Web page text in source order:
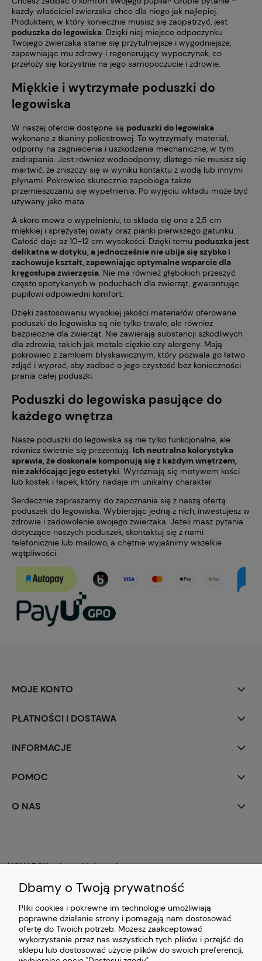
każdy właściciel zwierzaka chce dla niego jak najlepiej.
Produktem, w który koniecznie musisz się zaopatrzyć, jest
poduszka do legowiska. Dzięki niej miejsce odpoczynku
Twojego zwierzaka stanie się przytulniejsze i wygodniejsze,
zapewniając mu zdrowy i regenerujący wypoczynek, co
przełoży się korzystnie na jego samopoczucie i zdrowie.
Miękkie i wytrzymałe poduszki do
legowiska
W naszej ofercie dostępne są poduszki do legowiska
wykonane z tkaniny poliestrowej. To wytrzymały materiał,
odporny na zagniecenia i uszkodzenia mechaniczne, w tym
zadrapania. Jest również wodoodporny, dlatego nie musisz się
martwić, że zniszczy się w wyniku kontaktu z wodą lub innymi
płynami. Pokrowiec skutecznie zapobiega także
przemieszczaniu się wypełnienia. Po wyjęciu wkładu może być
używany jako mata.
A skoro mowa o wypełnieniu, to składa się ono z 2,5 cm
miękkiej i sprężystej owaty oraz pianki pierwszego gatunku.
Całość daje aż 10-12 cm wysokości. Dzięki temu poduszka jest
delikatna w dotyku, a jednocześnie nie ubija się szybko i
zachowuje kształt, zapewniając optymalne wsparcie dla
kręgosłupa zwierzęcia. Nie ma również głębokich przeszyć
często spotykanych w poduchach dla zwierząt, gwarantując
pupilowi odpowiedni komfort.
Dzięki zastosowaniu wysokiej jakości materiałów oferowane
poduszki do legowiska są nie tylko trwałe, ale również
bezpieczne dla zwierząt. Nie zawierają substancji szkodliwych
dla zdrowia, takich jak metale ciężkie czy alergeny. Mają
pokrowiec z zamkiem błyskawicznym, który pozwala go łatwo
zdjąć i wyprać, aby zadbać o jego czystość bez konieczności
prania całej poduszki.
Poduszki do legowiska pasujące do
każdego wnętrza
Nasze poduszki do legowiska są nie tylko funkcjonalne, ale
również świetnie się prezentują. Ich neutralna kolorystyka
sprawia, że doskonale komponują się z każdym wnętrzem,
nie zakłócając jego estetyki. Wyróżniają się motywem kości
lub kostek i łapek, który nadaje im unikalny charakter.
Serdecznie zapraszamy do zapoznania się z naszą ofertą
poduszek do legowiska. Wybierając jedną z nich, inwestujesz w
zdrowie i zadowolenie swojego zwierzaka. Jeżeli masz pytania
dotyczące naszych poduszek, skontaktuj się z nami
telefonicznie lub mailowo, a chętnie wyjaśnimy wszelkie
wątpliwości.
MOJE KONTO
PŁATNOŚCI I DOSTAWA
INFORMACJE
POMOC
O NAS
NONABOX - skrzynki drewniane
woj. wielkopolskie
NIP: 6991854001
Godziny otwarcia:
Pn – Pt: 8:00 – 17:00
Sb – zamknięte
skrzynki.nonabox@gmail.com
Dbamy o Twoją prywatność
Pliki cookies i pokrewne im technologie umożliwiają
poprawne działanie strony i pomagają nam dostosować
ofertę do Twoich potrzeb. Możesz zaakceptować
wykorzystanie przez nas wszystkich tych plików i przejść do
sklepu lub dostosować użycie plików do swoich preferencji,